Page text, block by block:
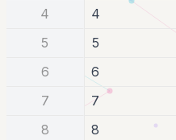
4
4
5
5
6
6
7
7
8
8